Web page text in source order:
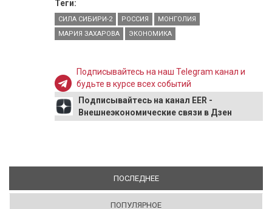
Теги:
СИЛА СИБИРИ-2 РОССИЯ
МОНГОЛИЯ
МАРИЯ ЗАХАРОВА
ЭКОНОМИКА
Подписывайтесь на наш Telegram канал и
будьте в курсе всех событий
Подписывайтесь на канал EER -
Внешнеэкономические связи в Дзен
ПОСЛЕДНЕЕ(АКТИВНАЯ ВКЛАДКА)
ПОПУЛЯРНОЕ